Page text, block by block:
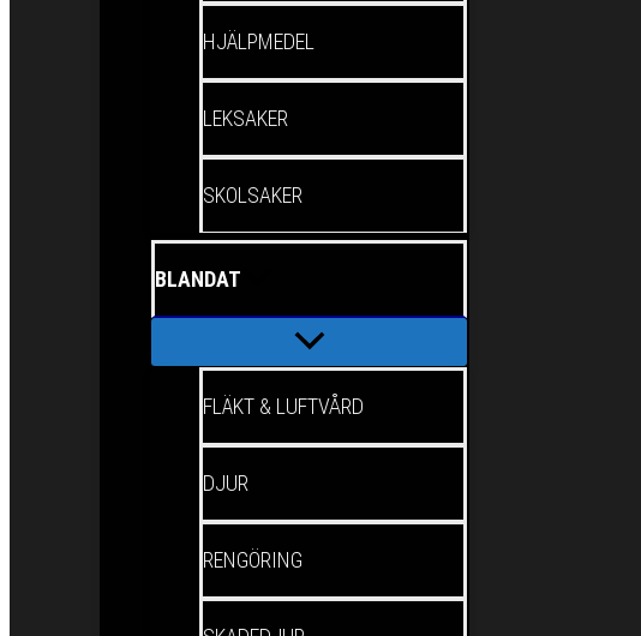
HJÄLPMEDEL
LEKSAKER
SKOLSAKER
BLANDAT
FLÄKT & LUFTVÅRD
DJUR
RENGÖRING